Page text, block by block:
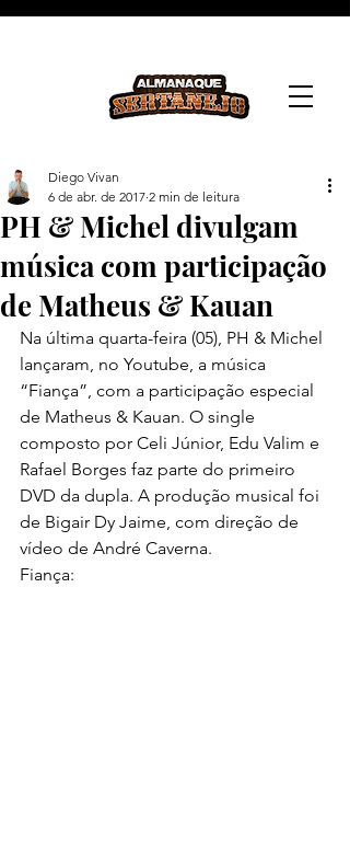
PH & Michel divulgam
música com participação
de Matheus & Kauan
Diego Vivan
6 de abr. de 2017 2 min de leitura
Na última quarta-feira (05), PH & Michel
lançaram, no Youtube, a música
“Fiança”, com a participação especial
de Matheus & Kauan. O single
composto por Celi Júnior, Edu Valim e
Rafael Borges faz parte do primeiro
DVD da dupla. A produção musical foi
de Bigair Dy Jaime, com direção de
vídeo de André Caverna.
Fiança: